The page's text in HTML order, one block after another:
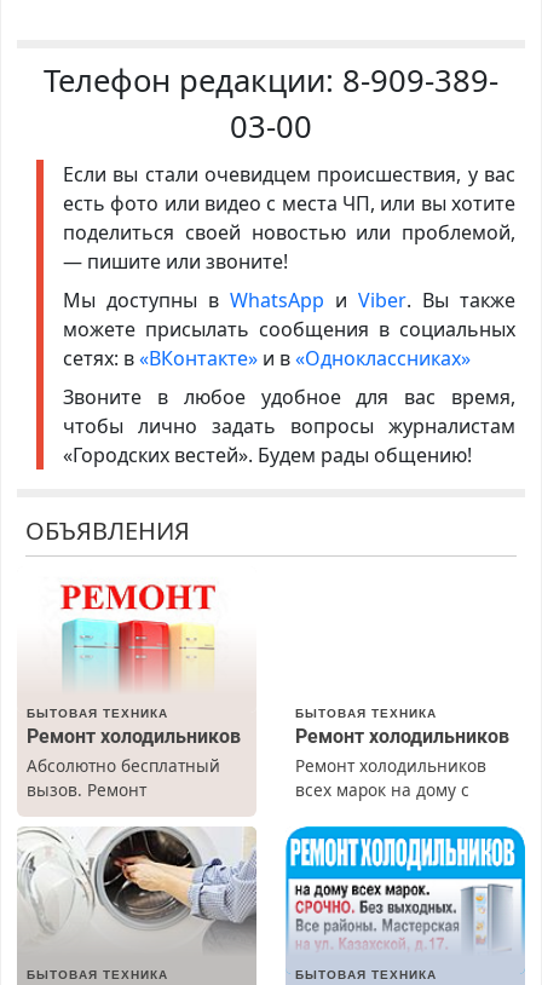
Телефон редакции: 8-909-389-
03-00
Если вы стали очевидцем происшествия, у вас
есть фото или видео с места ЧП, или вы хотите
поделиться своей новостью или проблемой,
— пишите или звоните!
Мы доступны в WhatsApp иViber. Вы также
можете присылать сообщения в социальных
сетях: в«ВКонтакте»и в«Одноклассниках»
Звоните в любое удобное для вас время,
чтобы лично задать вопросы журналистам
«Городских вестей». Будем рады общению!
ОБЪЯВЛЕНИЯ
БЫТОВАЯ ТЕХНИКА
Ремонт холодильников
Абсолютно бесплатный
вызов. Ремонт
холодильников всех
марок на дому, с
гарантией. Все р-ны.
Срочно. Без выходных.
Пенсионерам – скидки до
40%. Мастер со стажем.
БЫТОВАЯ ТЕХНИКА
Ремонт холодильников
Ремонт холодильников
всех марок на дому с
резины. Качественно.
Недорого. Без выходных.
Все районы. Скидка.
Вызов бесплатный.
БЫТОВАЯ ТЕХНИКА БЫТОВАЯ ТЕХНИКА